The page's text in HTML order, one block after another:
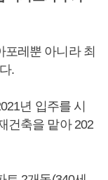
레뿐 아니라 최
.
년 입주를 시
건축을 맡아 202